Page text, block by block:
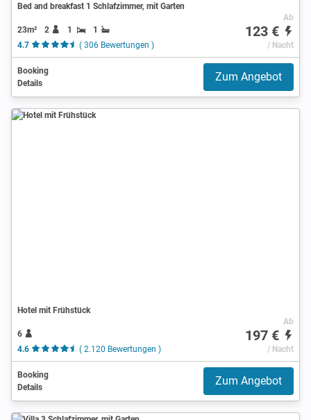
Bed and breakfast 1 Schlafzimmer, mit Garten
23m² 2 1
1
4.7
( 306 Bewertungen )
Ab
123 €
/ Nacht
Booking
Details
Zum Angebot
Hotel mit Frühstück
6
4.6
( 2.120 Bewertungen )
Ab
197 €
/ Nacht
Booking
Details
Zum Angebot